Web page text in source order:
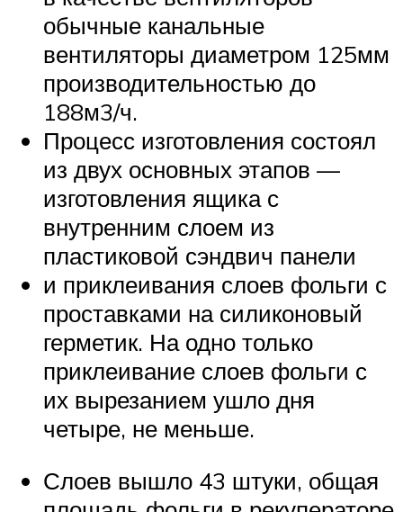
обычные канальные
вентиляторы диаметром 125мм
производительностью до
188м3/ч.
Процесс изготовления состоял
из двух основных этапов —
изготовления ящика с
внутренним слоем из
пластиковой сэндвич панели
и приклеивания слоев фольги с
проставками на силиконовый
герметик. На одно только
приклеивание слоев фольги с
их вырезанием ушло дня
четыре, не меньше.
Слоев вышло 43 штуки, общая